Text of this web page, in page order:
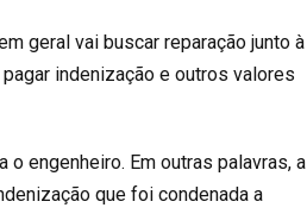
geral vai buscar reparação junto à
indenização e outros valores
engenheiro. Em outras palavras, a
que foi condenada a